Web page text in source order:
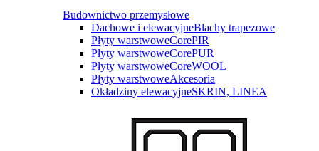
Budownictwo przemysłowe
Dachowe i elewacyjneBlachy trapezowe
Płyty warstwoweCorePIR
Płyty warstwoweCorePUR
Płyty warstwoweCoreWOOL
Płyty warstwoweAkcesoria
Okładziny elewacyjneSKRIN, LINEA